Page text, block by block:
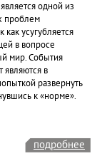
одной из
проблем
усугубляется
в вопросе
мир. События
являются в
развернуть
к «норме».
подробнее